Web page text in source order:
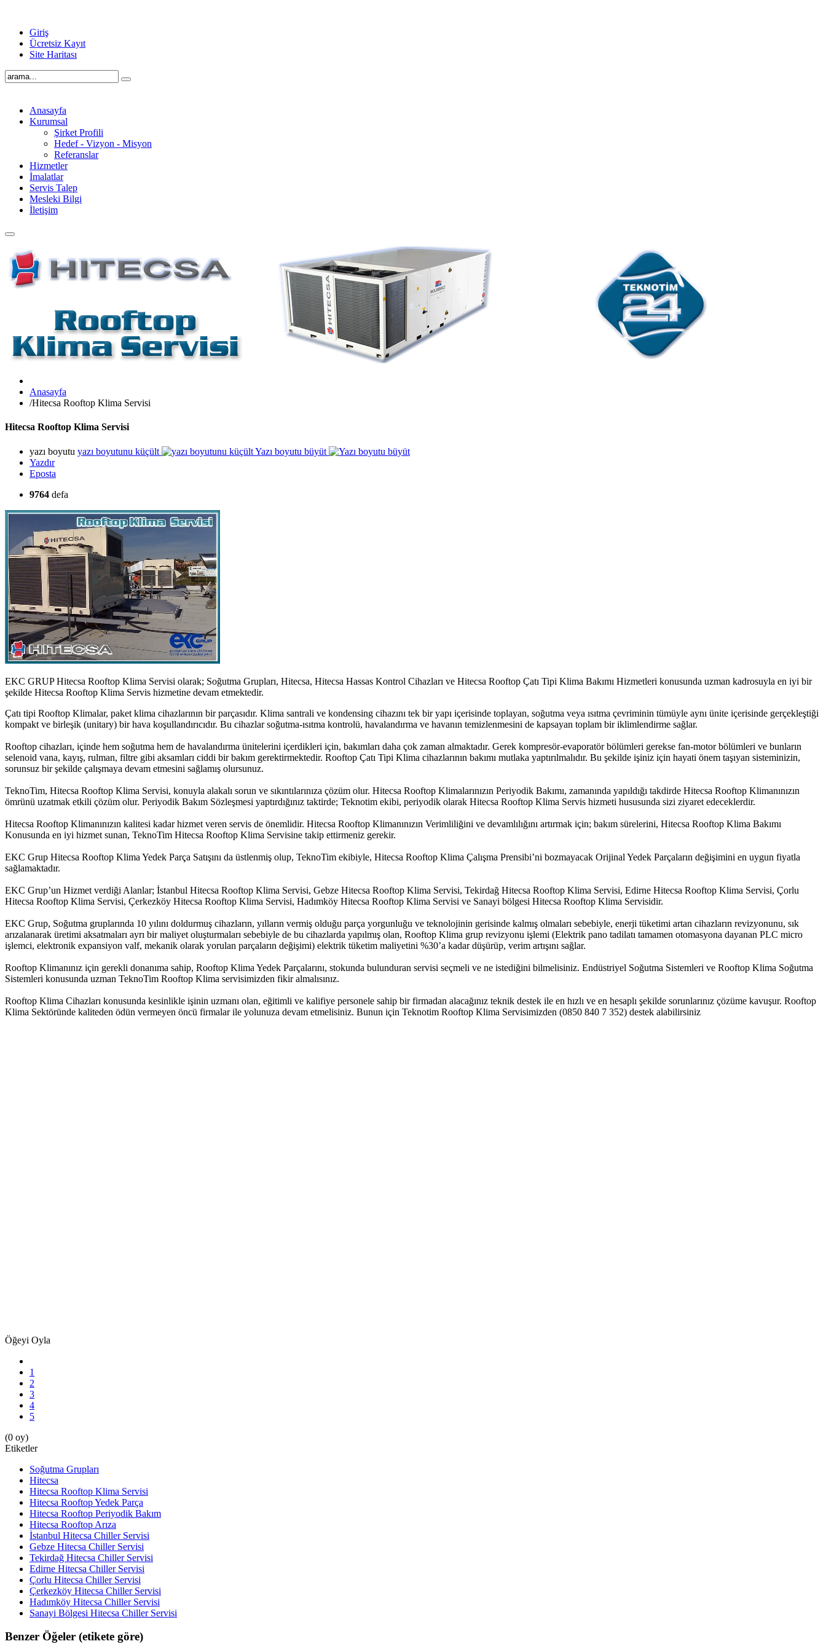
Giriş
Ücretsiz Kayıt
Site Haritası
Anasayfa
Kurumsal
Şirket Profili
Hedef - Vizyon - Misyon
Referanslar
Hizmetler
İmalatlar
Servis Talep
Mesleki Bilgi
İletişim
Anasayfa
/Hitecsa Rooftop Klima Servisi
Hitecsa Rooftop Klima Servisi
yazı boyutu yazı boyutunu küçült
Yazı boyutu büyüt
Yazdır
Eposta
9764 defa
EKC GRUP Hitecsa Rooftop Klima Servisi olarak; Soğutma Grupları, Hitecsa, Hitecsa Hassas Kontrol Cihazları ve Hitecsa Rooftop Çatı Tipi Klima Bakımı Hizmetleri konusunda uzman kadrosuyla en iyi bir
şekilde Hitecsa Rooftop Klima Servis hizmetine devam etmektedir.
Çatı tipi Rooftop Klimalar, paket klima cihazlarının bir parçasıdır. Klima santrali ve kondensing cihazını tek bir yapı içerisinde toplayan, soğutma veya ısıtma çevriminin tümüyle aynı ünite içerisinde gerçekleştiği
kompakt ve birleşik (unitary) bir hava koşullandırıcıdır. Bu cihazlar soğutma-ısıtma kontrolü, havalandırma ve havanın temizlenmesini de kapsayan toplam bir iklimlendirme sağlar.
Rooftop cihazları, içinde hem soğutma hem de havalandırma ünitelerini içerdikleri için, bakımları daha çok zaman almaktadır. Gerek kompresör-evaporatör bölümleri gerekse fan-motor bölümleri ve bunların
selenoid vana, kayış, rulman, filtre gibi aksamları ciddi bir bakım gerektirmektedir. Rooftop Çatı Tipi Klima cihazlarının bakımı mutlaka yaptırılmalıdır. Bu şekilde işiniz için hayati önem taşıyan sisteminizin,
sorunsuz bir şekilde çalışmaya devam etmesini sağlamış olursunuz.
TeknoTim, Hitecsa Rooftop Klima Servisi, konuyla alakalı sorun ve sıkıntılarınıza çözüm olur. Hitecsa Rooftop Klimalarınızın Periyodik Bakımı, zamanında yapıldığı takdirde Hitecsa Rooftop Klimanınızın
ömrünü uzatmak etkili çözüm olur. Periyodik Bakım Sözleşmesi yaptırdığınız taktirde; Teknotim ekibi, periyodik olarak Hitecsa Rooftop Klima Servis hizmeti hususunda sizi ziyaret edeceklerdir.
Hitecsa Rooftop Klimanınızın kalitesi kadar hizmet veren servis de önemlidir. Hitecsa Rooftop Klimanınızın Verimliliğini ve devamlılığını artırmak için; bakım sürelerini, Hitecsa Rooftop Klima Bakımı
Konusunda en iyi hizmet sunan, TeknoTim Hitecsa Rooftop Klima Servisine takip ettirmeniz gerekir.
EKC Grup Hitecsa Rooftop Klima Yedek Parça Satışını da üstlenmiş olup, TeknoTim ekibiyle, Hitecsa Rooftop Klima Çalışma Prensibi’ni bozmayacak Orijinal Yedek Parçaların değişimini en uygun fiyatla
sağlamaktadır.
EKC Grup’un Hizmet verdiği Alanlar; İstanbul Hitecsa Rooftop Klima Servisi, Gebze Hitecsa Rooftop Klima Servisi, Tekirdağ Hitecsa Rooftop Klima Servisi, Edirne Hitecsa Rooftop Klima Servisi, Çorlu
Hitecsa Rooftop Klima Servisi, Çerkezköy Hitecsa Rooftop Klima Servisi, Hadımköy Hitecsa Rooftop Klima Servisi ve Sanayi bölgesi Hitecsa Rooftop Klima Servisidir.
EKC Grup, Soğutma gruplarında 10 yılını doldurmuş cihazların, yılların vermiş olduğu parça yorgunluğu ve teknolojinin gerisinde kalmış olmaları sebebiyle, enerji tüketimi artan cihazların revizyonunu, sık
arızalanarak üretimi aksatmaları ayrı bir maliyet oluşturmaları sebebiyle de bu cihazlarda yapılmış olan, Rooftop Klima grup revizyonu işlemi (Elektrik pano tadilatı tamamen otomasyona dayanan PLC micro
işlemci, elektronik expansiyon valf, mekanik olarak yorulan parçaların değişimi) elektrik tüketim maliyetini %30’a kadar düşürüp, verim artışını sağlar.
Rooftop Klimanınız için gerekli donanıma sahip, Rooftop Klima Yedek Parçalarını, stokunda bulunduran servisi seçmeli ve ne istediğini bilmelisiniz. Endüstriyel Soğutma Sistemleri ve Rooftop Klima Soğutma
Sistemleri konusunda uzman TeknoTim Rooftop Klima servisimizden fikir almalısınız.
Rooftop Klima Cihazları konusunda kesinlikle işinin uzmanı olan, eğitimli ve kalifiye personele sahip bir firmadan alacağınız teknik destek ile en hızlı ve en hesaplı şekilde sorunlarınız çözüme kavuşur. Rooftop
Klima Sektöründe kaliteden ödün vermeyen öncü firmalar ile yolunuza devam etmelisiniz. Bunun için Teknotim Rooftop Klima Servisimizden (0850 840 7 352) destek alabilirsiniz
Öğeyi Oyla
1
2
3
4
5
(0 oy)
Etiketler
Soğutma Grupları
Hitecsa
Hitecsa Rooftop Klima Servisi
Hitecsa Rooftop Yedek Parça
Hitecsa Rooftop Periyodik Bakım
Hitecsa Rooftop Arıza
İstanbul Hitecsa Chiller Servisi
Gebze Hitecsa Chiller Servisi
Tekirdağ Hitecsa Chiller Servisi
Edirne Hitecsa Chiller Servisi
Çorlu Hitecsa Chiller Servisi
Çerkezköy Hitecsa Chiller Servisi
Hadımköy Hitecsa Chiller Servisi
Sanayi Bölgesi Hitecsa Chiller Servisi
Benzer Öğeler (etikete göre)